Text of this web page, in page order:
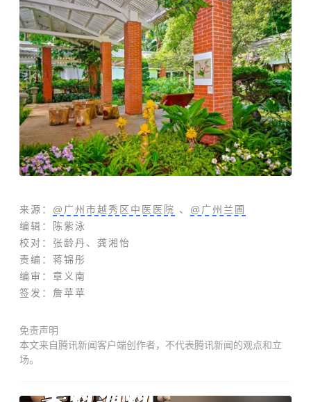
来源： @广州市越秀区中医医院 、 @广州兰圃
编辑：陈紫泳
校对：张龄丹、龚湘怡
责编： 蒋锦彤
编审：章义南
签发： 詹苹苹
免责声明
本文来自腾讯新闻客户端创作者，不代表腾讯新闻的观点和立
场。